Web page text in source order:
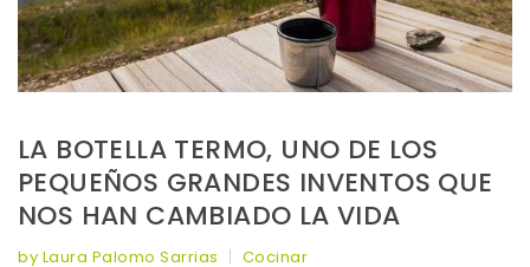
LA BOTELLA TERMO, UNO DE LOS
PEQUEÑOS GRANDES INVENTOS QUE
NOS HAN CAMBIADO LA VIDA
by Laura Palomo Sarrias Cocinar